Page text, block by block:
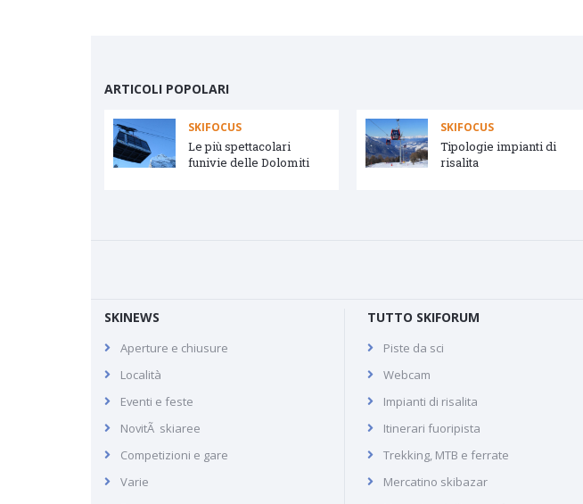
ARTICOLI POPOLARI
SKIFOCUS
Le più spettacolari
funivie delle Dolomiti
SKIFOCUS
Tipologie impianti di
risalita
SKINEWS
Aperture e chiusure
Località
Eventi e feste
NovitÃ skiaree
Competizioni e gare
Varie
TUTTO SKIFORUM
Piste da sci
Webcam
Impianti di risalita
Itinerari fuoripista
Trekking, MTB e ferrate
Mercatino skibazar
Anzère
Recensione di Anzère in
Maseben - Vallelunga
Comprensorio di Maseben -
Val Venosta.